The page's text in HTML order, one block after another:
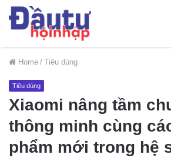
Home / Tiêu dùng
Tiêu dùng
Xiaomi nâng tầm
thông minh cùng
phẩm mới trong hệ